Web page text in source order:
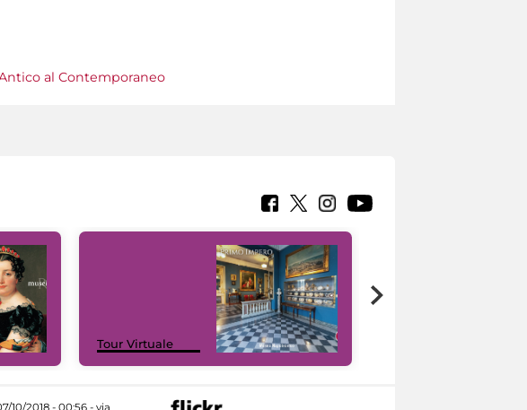
al Contemporaneo
Tour Virtuale